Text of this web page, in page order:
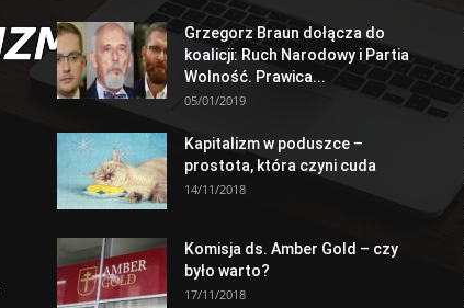
Grzegorz Braun dołącza do
koalicji: Ruch Narodowy i Partia
Wolność. Prawica...
05/01/2019
Kapitalizm w poduszce –
prostota, która czyni cuda
14/11/2018
Komisja ds. Amber Gold – czy
było warto?
17/11/2018